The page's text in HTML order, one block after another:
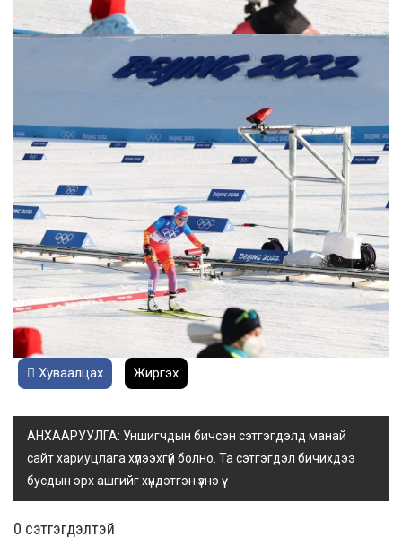
Хуваалцах Жиргэх
АНХААРУУЛГА: Уншигчдын бичсэн сэтгэгдэлд манай
сайт хариуцлага хүлээхгүй болно. Та сэтгэгдэл бичихдээ
бусдын эрх ашгийг хүндэтгэн үзнэ үү.
0 cэтгэгдэлтэй